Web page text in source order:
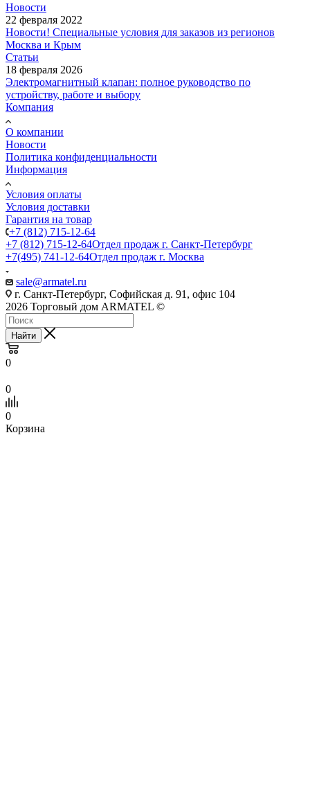
Новости
22 февраля 2022
Новости! Специальные условия для заказов из регионов
Москва и Крым
Статьи
18 февраля 2026
Электромагнитный клапан: полное руководство по
устройству, работе и выбору
Компания
О компании
Новости
Политика конфиденциальности
Информация
Условия оплаты
Условия доставки
Гарантия на товар
+7 (812) 715-12-64
+7 (812) 715-12-64Отдел продаж г. Санкт-Петербург
+7(495) 741-12-64Отдел продаж г. Москва
sale@armatel.ru
г. Санкт-Петербург, Софийская д. 91, офис 104
2026 Торговый дом ARMATEL ©
Найти
0
0
0
Корзина